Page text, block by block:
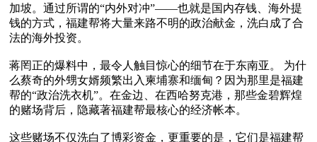
加坡。通过所谓的“内外对冲”——也就是国内存钱、海外提
钱的方式，福建帮将大量来路不明的政治献金，洗白成了合
法的海外投资。
蒋罔正的爆料中，最令人触目惊心的细节在于东南亚。 为什
么蔡奇的外甥女婿频繁出入柬埔寨和缅甸？因为那里是福建
帮的“政治洗衣机”。在金边、在西哈努克港，那些金碧辉煌
的赌场背后，隐藏著福建帮最核心的经济帐本。
这些赌场不仅洗白了博彩资金，更重要的是，它们是福建帮